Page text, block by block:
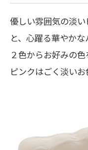
優しい雰囲気の淡い
と、心躍る華やか
２色からお好みの
ピンクはごく淡いお